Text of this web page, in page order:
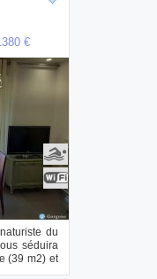
€
du
séduira
(39 m2) et